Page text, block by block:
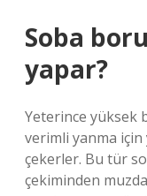
Soba
yapar?
Yeterince yüksek
verimli yanma
çekerler. Bu tür
çekiminden